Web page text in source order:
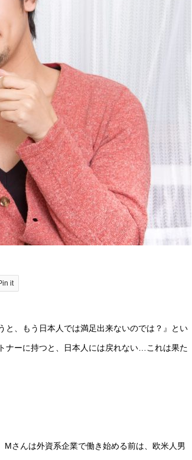
it
と、もう日本人では満足出来ないのでは？』とい
ナーに持つと、日本人には戻れない…これは果た
さんは外資系企業で働き始める前は、欧米人男